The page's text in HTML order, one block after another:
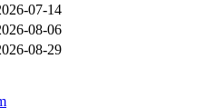
07-14
08-06
08-29